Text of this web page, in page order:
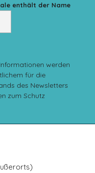
enthält der Name
werden
für die
des Newsletters
zum Schutz
Daten sowie das
das Recht, der
kontaktieren: